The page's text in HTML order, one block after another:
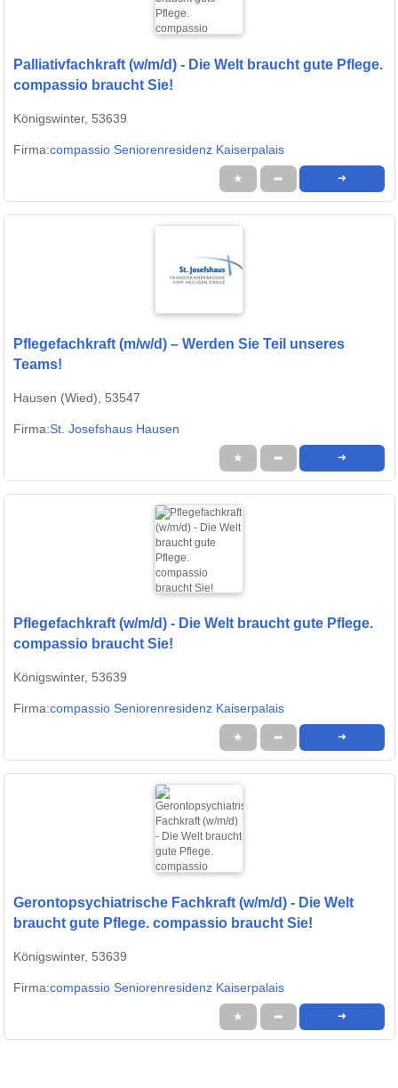
Palliativfachkraft (w/m/d) - Die Welt braucht gute Pflege.
compassio braucht Sie!
Königswinter, 53639
Firma:compassio Seniorenresidenz Kaiserpalais
★ ➦ ➜
Pflegefachkraft (m/w/d) – Werden Sie Teil unseres
Teams!
Hausen (Wied), 53547
Firma:St. Josefshaus Hausen
★ ➦ ➜
Pflegefachkraft (w/m/d) - Die Welt braucht gute Pflege.
compassio braucht Sie!
Königswinter, 53639
Firma:compassio Seniorenresidenz Kaiserpalais
★ ➦ ➜
Gerontopsychiatrische Fachkraft (w/m/d) - Die Welt
braucht gute Pflege. compassio braucht Sie!
Königswinter, 53639
Firma:compassio Seniorenresidenz Kaiserpalais
★ ➦ ➜